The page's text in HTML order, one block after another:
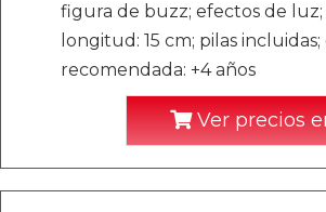
figura de buzz; efectos de luz;
longitud: 15 cm; pilas incluidas;
recomendada: +4 años
Ver precios